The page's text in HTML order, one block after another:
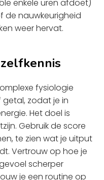
enkele uren afdoet)
de nauwkeurigheid
weer hervat.
fysiologie
getal, zodat je in
Het doel is
Gebruik de score
te zien wat je uitput
Vertrouw op hoe je
scherper
je een routine op